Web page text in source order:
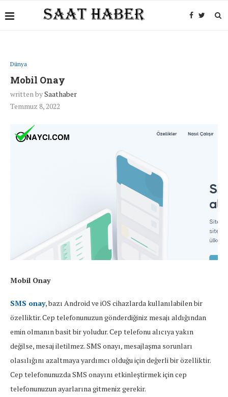
Dünya
Mobil Onay
written bySaathaber
Temmuz 8, 2022
Mobil Onay
SMS onay, bazı Android ve iOS cihazlarda kullanılabilen bir
özelliktir. Cep telefonunuzun gönderdiğiniz mesajı aldığından
emin olmanın basit bir yoludur. Cep telefonu alıcıya yakın
değilse, mesaj iletilmez. SMS onayı, mesajlaşma sorunları
olasılığını azaltmaya yardımcı olduğu için değerli bir özelliktir.
Cep telefonunuzda SMS onayını etkinleştirmek için cep
telefonunuzun ayarlarına gitmeniz gerekir.